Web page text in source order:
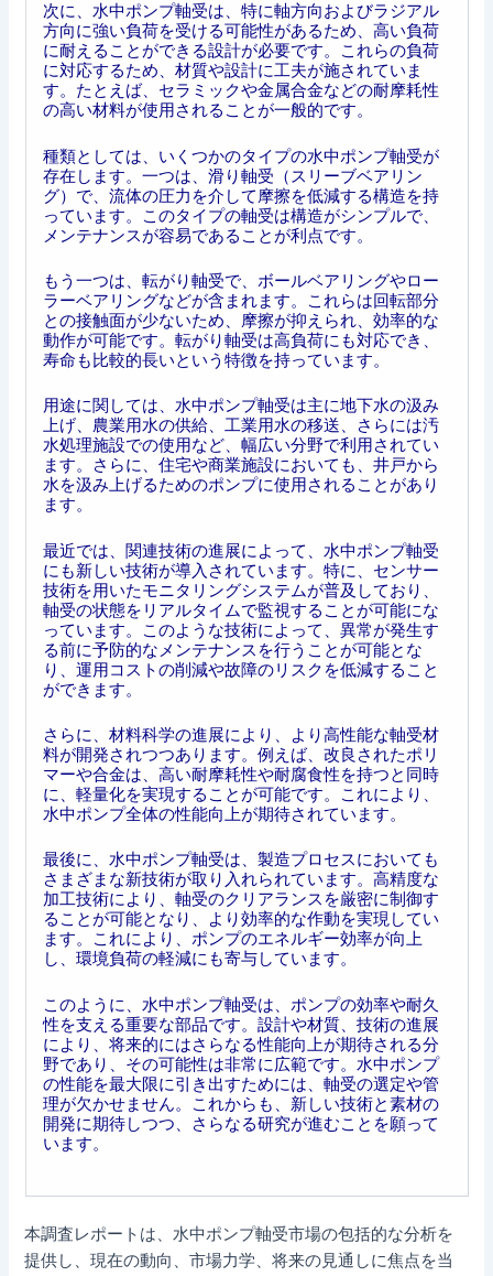
次に、水中ポンプ軸受は、特に軸方向およびラジアル
方向に強い負荷を受ける可能性があるため、高い負荷
に耐えることができる設計が必要です。これらの負荷
に対応するため、材質や設計に工夫が施されていま
す。たとえば、セラミックや金属合金などの耐摩耗性
の高い材料が使用されることが一般的です。
種類としては、いくつかのタイプの水中ポンプ軸受が
存在します。一つは、滑り軸受（スリーブベアリン
グ）で、流体の圧力を介して摩擦を低減する構造を持
っています。このタイプの軸受は構造がシンプルで、
メンテナンスが容易であることが利点です。
もう一つは、転がり軸受で、ボールベアリングやロー
ラーベアリングなどが含まれます。これらは回転部分
との接触面が少ないため、摩擦が抑えられ、効率的な
動作が可能です。転がり軸受は高負荷にも対応でき、
寿命も比較的長いという特徴を持っています。
用途に関しては、水中ポンプ軸受は主に地下水の汲み
上げ、農業用水の供給、工業用水の移送、さらには汚
水処理施設での使用など、幅広い分野で利用されてい
ます。さらに、住宅や商業施設においても、井戸から
水を汲み上げるためのポンプに使用されることがあり
ます。
最近では、関連技術の進展によって、水中ポンプ軸受
にも新しい技術が導入されています。特に、センサー
技術を用いたモニタリングシステムが普及しており、
軸受の状態をリアルタイムで監視することが可能にな
っています。このような技術によって、異常が発生す
る前に予防的なメンテナンスを行うことが可能とな
り、運用コストの削減や故障のリスクを低減すること
ができます。
さらに、材料科学の進展により、より高性能な軸受材
料が開発されつつあります。例えば、改良されたポリ
マーや合金は、高い耐摩耗性や耐腐食性を持つと同時
に、軽量化を実現することが可能です。これにより、
水中ポンプ全体の性能向上が期待されています。
最後に、水中ポンプ軸受は、製造プロセスにおいても
さまざまな新技術が取り入れられています。高精度な
加工技術により、軸受のクリアランスを厳密に制御す
ることが可能となり、より効率的な作動を実現してい
ます。これにより、ポンプのエネルギー効率が向上
し、環境負荷の軽減にも寄与しています。
このように、水中ポンプ軸受は、ポンプの効率や耐久
性を支える重要な部品です。設計や材質、技術の進展
により、将来的にはさらなる性能向上が期待される分
野であり、その可能性は非常に広範です。水中ポンプ
の性能を最大限に引き出すためには、軸受の選定や管
理が欠かせません。これからも、新しい技術と素材の
開発に期待しつつ、さらなる研究が進むことを願って
います。
本調査レポートは、水中ポンプ軸受市場の包括的な分析を
提供し、現在の動向、市場力学、将来の見通しに焦点を当